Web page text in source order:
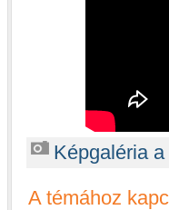
Képgaléria
A témához